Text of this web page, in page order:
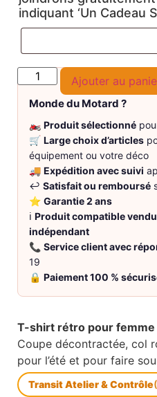
indiquant ‘Un Cadeau
Ajouter au
Monde du Motard ?
🏍️ Produit sélectionné
🛒 Large choix d’articles
équipement ou votre déco
🚚 Expédition avec suivi
↩️ Satisfait ou remboursé
⭐ Garantie 2 ans
ℹ️ Produit compatible
indépendant
📞 Service client avec
19
🔒 Paiement 100 %
T-shirt rétro pour femme
Coupe décontractée, col
pour l’été et pour faire
Transit Atelier & Contrôle